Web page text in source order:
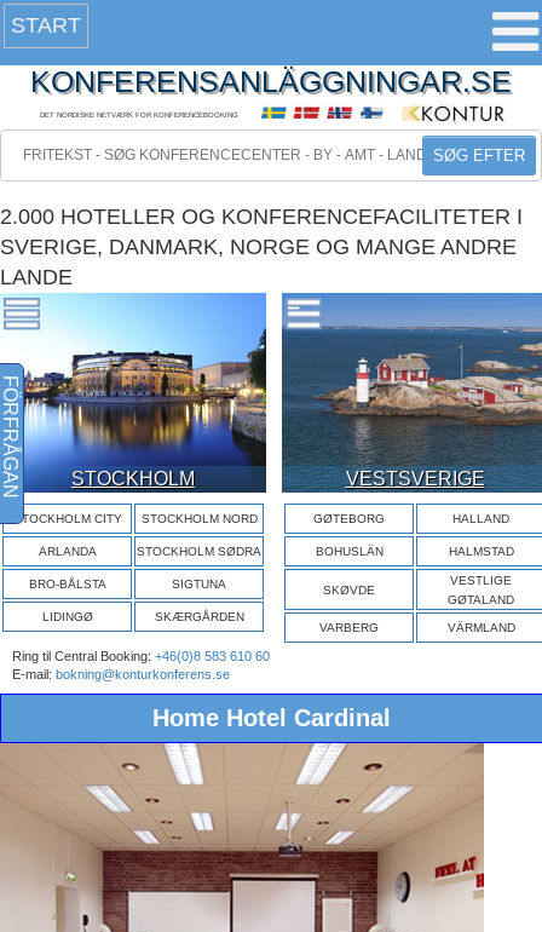
START
KONFERENSANLÄGGNINGAR.SE
DET NORDISKE NETVÆRK FOR KONFERENCEBOOKING
SØG EFTER
2.000 HOTELLER OG KONFERENCEFACILITETER I
SVERIGE, DANMARK, NORGE OG MANGE ANDRE
LANDE
STOCKHOLM
STOCKHOLM CITY STOCKHOLM NORD
ARLANDA STOCKHOLM SØDRA
BRO-BÅLSTA SIGTUNA
LIDINGØ SKÆRGÅRDEN
VESTSVERIGE
GØTEBORG HALLAND
BOHUSLÄN HALMSTAD
SKØVDE
VESTLIGE
GØTALAND
VARBERG VÄRMLAND
Ring til Central Booking: +46(0)8 583 610 60
E-mail: bokning@konturkonferens.se
Home Hotel Cardinal
FÖRFRÅGAN